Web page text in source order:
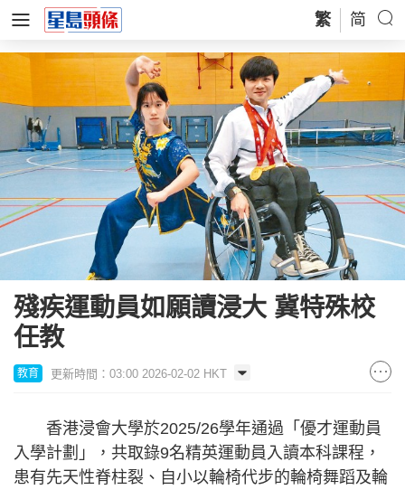
繁 简
殘疾運動員如願讀浸大 冀特殊校
任教
教育 更新時間：03:00 2026-02-02 HKT
香港浸會大學於2025/26學年通過「優才運動員
入學計劃」，共取錄9名精英運動員入讀本科課程，
患有先天性脊柱裂、自小以輪椅代步的輪椅舞蹈及輪